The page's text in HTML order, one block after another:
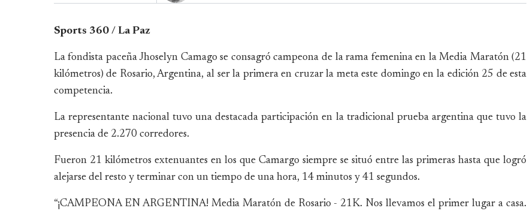
Sports 360 / La Paz
La fondista paceña Jhoselyn Camago se consagró campeona de la rama femenina en la Media Maratón (21
kilómetros) de Rosario, Argentina, al ser la primera en cruzar la meta este domingo en la edición 25 de esta
competencia.
La representante nacional tuvo una destacada participación en la tradicional prueba argentina que tuvo la
presencia de 2.270 corredores.
Fueron 21 kilómetros extenuantes en los que Camargo siempre se situó entre las primeras hasta que logró
alejarse del resto y terminar con un tiempo de una hora, 14 minutos y 41 segundos.
“¡CAMPEONA EN ARGENTINA! Media Maratón de Rosario - 21K. Nos llevamos el primer lugar a casa.